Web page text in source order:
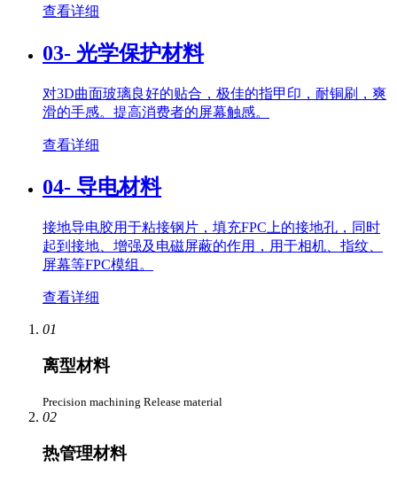
查看详细
03- 光学保护材料
对3D曲面玻璃良好的贴合，极佳的指甲印，耐铜刷，爽
滑的手感。提高消费者的屏幕触感。
查看详细
04- 导电材料
接地导电胶用于粘接钢片，填充FPC上的接地孔，同时
起到接地、增强及电磁屏蔽的作用，用于相机、指纹、
屏幕等FPC模组。
查看详细
01
离型材料
Precision machining Release material
02
热管理材料